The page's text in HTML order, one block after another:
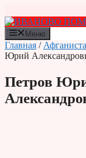
к
содержимому
Меню
Главная /
Юрий
Петров